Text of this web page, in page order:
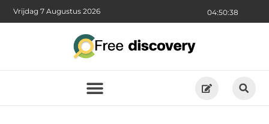
04:50:38
Vrijdag 7 Augustus 2026